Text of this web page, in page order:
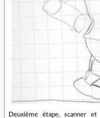
Deuxième étape, scanner